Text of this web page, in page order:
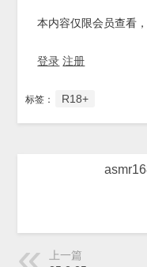
本内容仅限会员查看
登录 注册
标签： R18+
上一篇